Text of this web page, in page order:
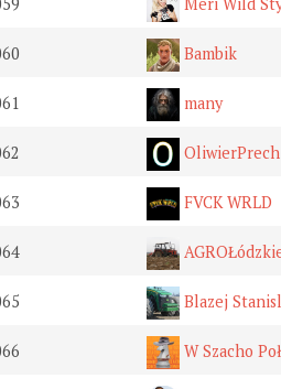
Bambik
many
OliwierPrech
FVCK WRLD
Blazej
W Szacho